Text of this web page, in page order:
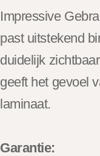
Impressive
past uitstekend
duidelijk
geeft het gevoel
laminaat.
Garantie: